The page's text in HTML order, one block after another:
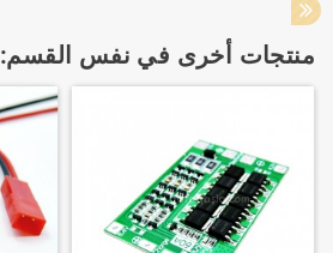
منتجات أخرى في نفس القسم: 6